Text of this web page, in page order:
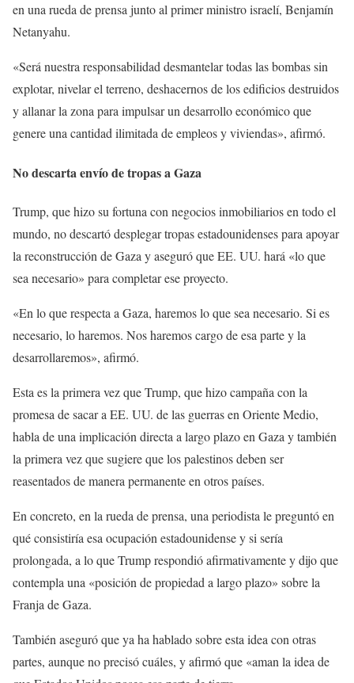
en una rueda de prensa junto al primer ministro israelí, Benjamín
Netanyahu.
«Será nuestra responsabilidad desmantelar todas las bombas sin
explotar, nivelar el terreno, deshacernos de los edificios destruidos
y allanar la zona para impulsar un desarrollo económico que
genere una cantidad ilimitada de empleos y viviendas», afirmó.
No descarta envío de tropas a Gaza
Trump, que hizo su fortuna con negocios inmobiliarios en todo el
mundo, no descartó desplegar tropas estadounidenses para apoyar
la reconstrucción de Gaza y aseguró que EE. UU. hará «lo que
sea necesario» para completar ese proyecto.
«En lo que respecta a Gaza, haremos lo que sea necesario. Si es
necesario, lo haremos. Nos haremos cargo de esa parte y la
desarrollaremos», afirmó.
Esta es la primera vez que Trump, que hizo campaña con la
promesa de sacar a EE. UU. de las guerras en Oriente Medio,
habla de una implicación directa a largo plazo en Gaza y también
la primera vez que sugiere que los palestinos deben ser
reasentados de manera permanente en otros países.
En concreto, en la rueda de prensa, una periodista le preguntó en
qué consistiría esa ocupación estadounidense y si sería
prolongada, a lo que Trump respondió afirmativamente y dijo que
contempla una «posición de propiedad a largo plazo» sobre la
Franja de Gaza.
También aseguró que ya ha hablado sobre esta idea con otras
partes, aunque no precisó cuáles, y afirmó que «aman la idea de